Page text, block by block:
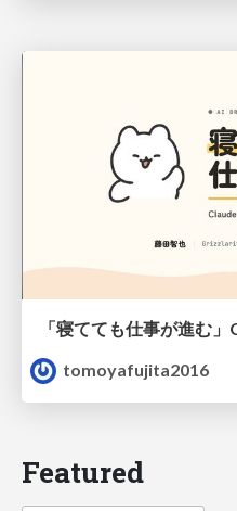
tomoyafujita2016
Featured